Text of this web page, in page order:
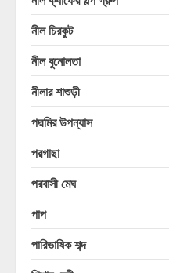
নীল চিরকুট
নীল বুনোলতা
নীলার শাশুড়ী
পদ্মমির উপন্যাস
পরগাছা
পরবাসী মেঘ
পাপ
পারিভাষিক শব্দ